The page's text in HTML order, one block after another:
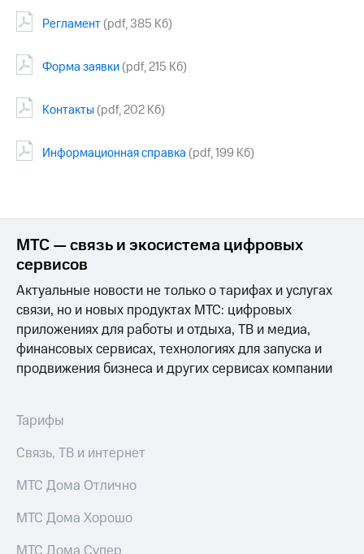
облигаций
Регистратор
развитие
На главную
Регламент(pdf, 385 Кб)
Форма заявки(pdf, 215 Кб)
Контакты(pdf, 202 Кб)
Информационная справка (pdf, 199 Кб)
МТС — связь и экосистема цифровых
сервисов
Актуальные новости не только о тарифах и услугах
связи, но и новых продуктах МТС: цифровых
приложениях для работы и отдыха, ТВ и медиа,
финансовых сервисах, технологиях для запуска и
продвижения бизнеса и других сервисах компании
Тарифы
Связь, ТВ и интернет
МТС Дома Отлично
МТС Дома Хорошо